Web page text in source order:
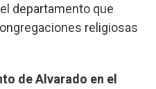
departamento que
religiosas
de Alvarado en el